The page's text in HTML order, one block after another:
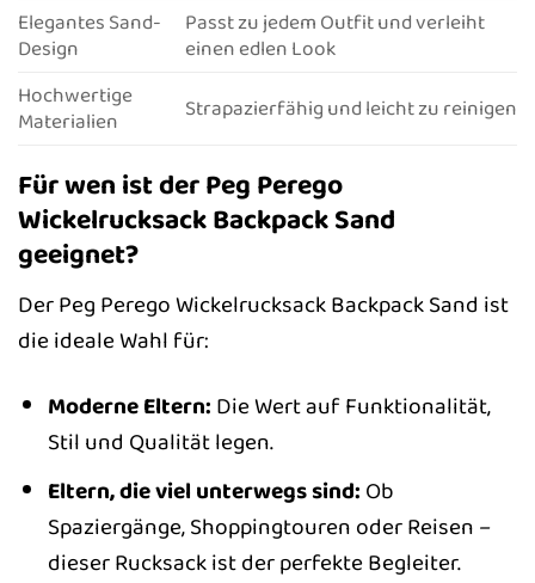
Elegantes Sand-
Design
Passt zu jedem Outfit und verleiht
einen edlen Look
Hochwertige
Materialien
Strapazierfähig und leicht zu reinigen
Für wen ist der Peg Perego
Wickelrucksack Backpack Sand
geeignet?
Der Peg Perego Wickelrucksack Backpack Sand ist
die ideale Wahl für:
Moderne Eltern: Die Wert auf Funktionalität,
Stil und Qualität legen.
Eltern, die viel unterwegs sind: Ob
Spaziergänge, Shoppingtouren oder Reisen –
dieser Rucksack ist der perfekte Begleiter.